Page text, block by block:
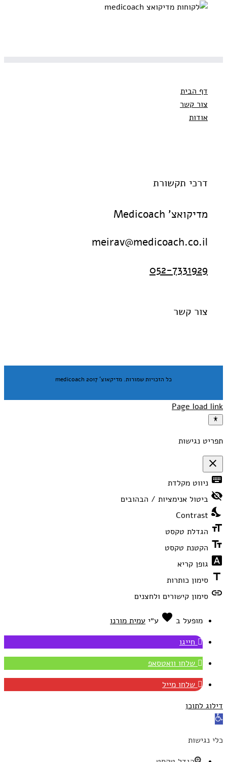
דף הבית
צור קשר
אודות
דרכי תקשורת
מדיקואצ' Medicoach
meirav@medicoach.co.il
052-7331929
צור קשר
כל הזכויות שמורות. מדיקאוצ' medicoach 2017
Page load link
תפריט נגישות
close
פתיחה
וסגירה
של
תפריט
keyboard ניווט מקלדת
visibility_off ביטול אנימציות / הבהובים
nights_stay
Contrast
format_size הגדלת טקסט
text_fields הקטנת טקסט
font_download גופן קריא
title סימון כותרות
link סימון קישורים ולחצנים
מופעל ב favorite אהבה
ע״י עמית מורנו
חייגו
שלחו וואטסאפ
שלחו מייל
דילוג לתוכן
פתח
נגישות
כלי נגישות